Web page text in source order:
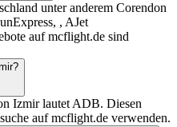
unter anderem Corendon
, AJet
auf mcflight.de sind
Izmir lautet ADB. Diesen
auf mcflight.de verwenden.